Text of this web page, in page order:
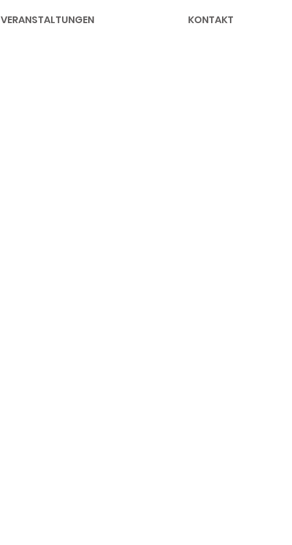
VERANSTALTUNGEN KONTAKT